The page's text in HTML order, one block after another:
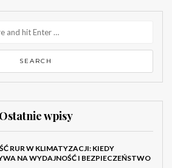
Ostatnie wpisy
RUR W KLIMATYZACJI: KIEDY
NA WYDAJNOŚĆ I BEZPIECZEŃSTWO